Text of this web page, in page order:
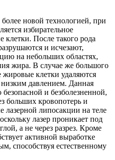
новой технологией, при
избирательное
клетки. После такого рода
и исчезают,
на небольших областях,
жира. В случае же большого
клетки удаляются
давлением. Данная
и безболезненной,
больших кровопотерь и
лазерной липосакции на теле
лазер проникает под
а не через разрез. Кроме
активной выработке
способствуя естественному